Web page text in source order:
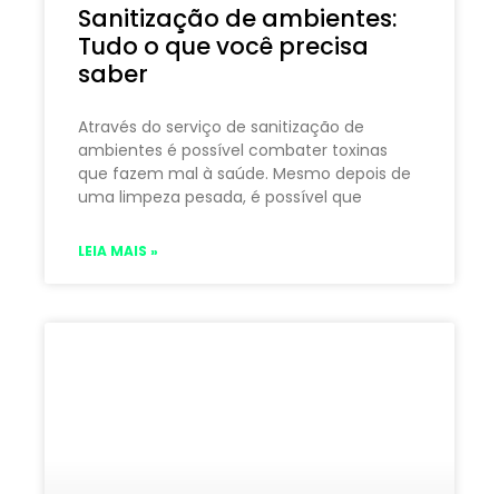
Sanitização de ambientes:
Tudo o que você precisa
saber
Através do serviço de sanitização de
ambientes é possível combater toxinas
que fazem mal à saúde. Mesmo depois de
uma limpeza pesada, é possível que
LEIA MAIS »